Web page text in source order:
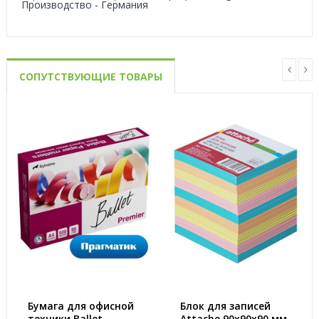
Производство - Германия
СОПУТСТВУЮЩИЕ ТОВАРЫ
Бумага для офисной
Блок для записей